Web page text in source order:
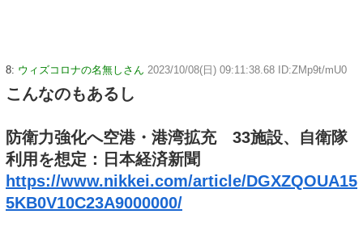
8: ウィズコロナの名無しさん 2023/10/08(日) 09:11:38.68 ID:ZMp9t/mU0
こんなのもあるし
防衛力強化へ空港・港湾拡充 33施設、自衛隊
利用を想定：日本経済新聞
https://www.nikkei.com/article/DGXZQOUA15
5KB0V10C23A9000000/